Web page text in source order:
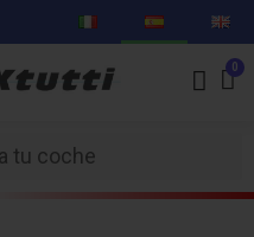
ofertas especiales con